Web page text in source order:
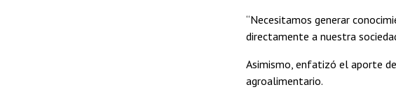
“Necesitamos generar
directamente a nuestra
Asimismo, enfatizó el aporte
agroalimentario.